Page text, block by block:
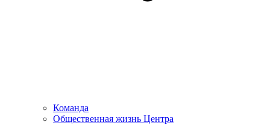
Команда
Общественная жизнь Центра